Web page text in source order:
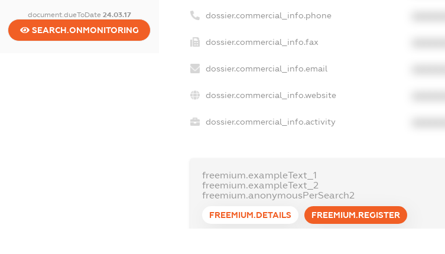
document.dueToDate 24.03.17
SEARCH.ONMONITORING
dossier.commercial_info.phone
dossier.commercial_info.fax
dossier.commercial_info.email
dossier.commercial_info.website
dossier.commercial_info.activity
freemium.exampleText_1
freemium.exampleText_2
freemium.anonymousPerSearch2
FREEMIUM.DETAILS FREEMIUM.REGISTER